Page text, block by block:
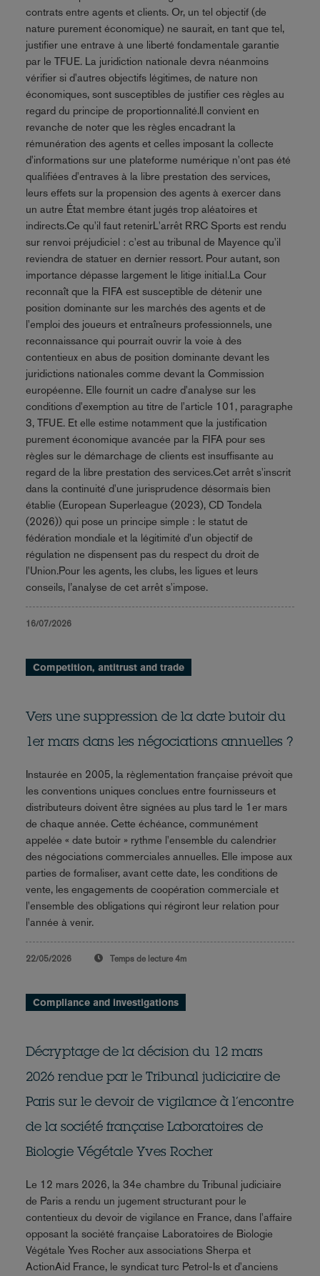
contrats entre agents et clients. Or, un tel objectif (de
nature purement économique) ne saurait, en tant que tel,
justifier une entrave à une liberté fondamentale garantie
par le TFUE. La juridiction nationale devra néanmoins
vérifier si d'autres objectifs légitimes, de nature non
économiques, sont susceptibles de justifier ces règles au
regard du principe de proportionnalité.Il convient en
revanche de noter que les règles encadrant la
rémunération des agents et celles imposant la collecte
d'informations sur une plateforme numérique n'ont pas été
qualifiées d'entraves à la libre prestation des services,
leurs effets sur la propension des agents à exercer dans
un autre État membre étant jugés trop aléatoires et
indirects.Ce qu'il faut retenirL'arrêt RRC Sports est rendu
sur renvoi préjudiciel : c'est au tribunal de Mayence qu'il
reviendra de statuer en dernier ressort. Pour autant, son
importance dépasse largement le litige initial.La Cour
reconnaît que la FIFA est susceptible de détenir une
position dominante sur les marchés des agents et de
l'emploi des joueurs et entraîneurs professionnels, une
reconnaissance qui pourrait ouvrir la voie à des
contentieux en abus de position dominante devant les
juridictions nationales comme devant la Commission
européenne. Elle fournit un cadre d'analyse sur les
conditions d'exemption au titre de l'article 101, paragraphe
3, TFUE. Et elle estime notamment que la justification
purement économique avancée par la FIFA pour ses
règles sur le démarchage de clients est insuffisante au
regard de la libre prestation des services.Cet arrêt s'inscrit
dans la continuité d'une jurisprudence désormais bien
établie (European Superleague (2023), CD Tondela
(2026)) qui pose un principe simple : le statut de
fédération mondiale et la légitimité d'un objectif de
régulation ne dispensent pas du respect du droit de
l'Union.Pour les agents, les clubs, les ligues et leurs
conseils, l’analyse de cet arrêt s'impose.
16/07/2026
Competition, antitrust and trade
Vers une suppression de la date butoir du
1er mars dans les négociations annuelles ?
Instaurée en 2005, la règlementation française prévoit que
les conventions uniques conclues entre fournisseurs et
distributeurs doivent être signées au plus tard le 1er mars
de chaque année. Cette échéance, communément
appelée « date butoir » rythme l'ensemble du calendrier
des négociations commerciales annuelles. Elle impose aux
parties de formaliser, avant cette date, les conditions de
vente, les engagements de coopération commerciale et
l'ensemble des obligations qui régiront leur relation pour
l'année à venir.
22/05/2026 Temps de lecture 4m
Compliance and investigations
Décryptage de la décision du 12 mars
2026 rendue par le Tribunal judiciaire de
Paris sur le devoir de vigilance à l’encontre
de la société française Laboratoires de
Biologie Végétale Yves Rocher
Le 12 mars 2026, la 34e chambre du Tribunal judiciaire
de Paris a rendu un jugement structurant pour le
contentieux du devoir de vigilance en France, dans l'affaire
opposant la société française Laboratoires de Biologie
Végétale Yves Rocher aux associations Sherpa et
ActionAid France, le syndicat turc Petrol-Is et d'anciens